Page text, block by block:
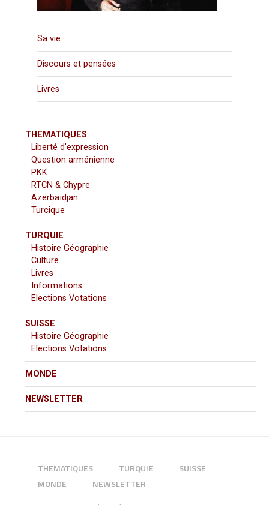
Sa vie
Discours et pensées
Livres
THEMATIQUES
Liberté d’expression
Question arménienne
PKK
RTCN & Chypre
Azerbaïdjan
Turcique
TURQUIE
Histoire Géographie
Culture
Livres
Informations
Elections Votations
SUISSE
Histoire Géographie
Elections Votations
MONDE
NEWSLETTER
THEMATIQUES TURQUIE
SUISSE
MONDE
NEWSLETTER